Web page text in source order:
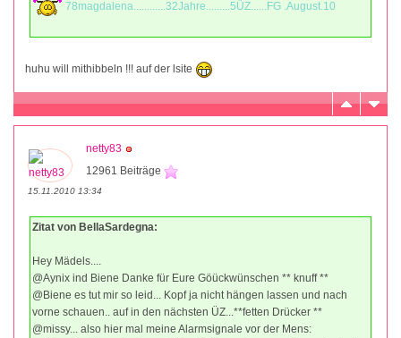
78magdalena............32Jahre.........5ÜZ......FG .August.10
huhu will mithibbeln !!! auf der lsite
netty83
12961 Beiträge
15.11.2010 13:34
Zitat von BellaSardegna:
Hey Mädels....
@Aynix ind Biene Danke für Eure Göückwünschen ** knuff **
@Biene es tut mir so leid... Kopf ja nicht hängen lassen und nach
vorne schauen.. auf in den nächsten ÜZ...**fetten Drücker **
@missy... also hier mal meine Alarmsignale vor der Mens: